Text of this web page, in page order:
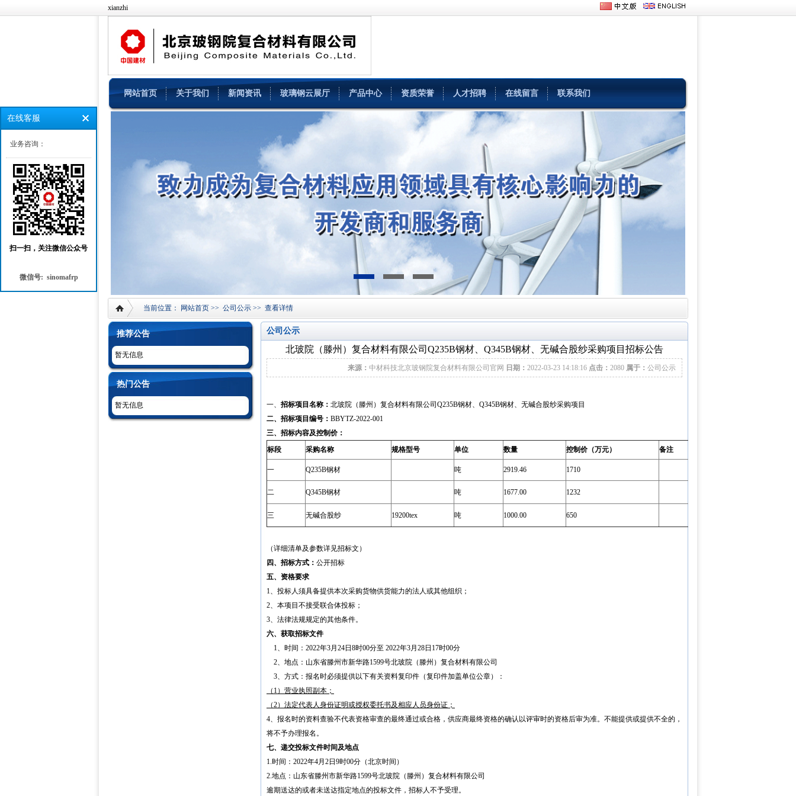
xianzhi
网站首页 关于我们 新闻资讯 玻璃钢云展厅 产品中心 资质荣誉 人才招聘 在线留言 联系我们
当前位置： 网站首页 >> 公司公示 >> 查看详情
推荐公告
暂无信息
热门公告
暂无信息
公司公示
北玻院（滕州）复合材料有限公司Q235B钢材、Q345B钢材、无碱合股纱采购项目招标公告
来源： 中材科技北京玻钢院复合材料有限公司官网 日期： 2022-03-23 14:18:16 点击： 2080 属于： 公司公示
一、 招标项目名称： 北玻院（滕州）复合材料有限公司Q235B钢材、Q345B钢材、无碱合股纱采购项目
二、招标项目编号： BBYTZ-2022-001
三、招标内容及控制价：
标段
采购名称 规格型号 单位 数量 控制价（万元） 备注
一 Q235B钢材 吨 2919.46 1710
二 Q345B钢材 吨 1677.00 1232
三 无碱合股纱 19200tex 吨 1000.00 650
（详细清单及参数详见招标文）
四、招标方式： 公开招标
五、资格要求
1、投标人须具备提供本次采购货物供货能力的法人或其他组织；
2、本项目不接受联合体投标；
3、法律法规规定的其他条件。
六、获取招标文件
1、时间：2022年3月24日8时00分至 2022年3月28日17时00分
2、地点：山东省滕州市新华路1599号北玻院（滕州）复合材料有限公司
3、方式：报名时必须提供以下有关资料复印件（复印件加盖单位公章）：
（1）营业执照副本；
（2）法定代表人身份证明或授权委托书及相应人员身份证；
4、报名时的资料查验不代表资格审查的最终通过或合格，供应商最终资格的确认以评审时的资格后审为准。不能提供或提供不全的，
将不予办理报名。
七、递交投标文件时间及地点
1.时间：2022年4月2日9时00分（北京时间）
2.地点：山东省滕州市新华路1599号北玻院（滕州）复合材料有限公司
逾期送达的或者未送达指定地点的投标文件，招标人不予受理。
在线客服
业务咨询：
扫一扫，关注微信公众号
微信号: sinomafrp